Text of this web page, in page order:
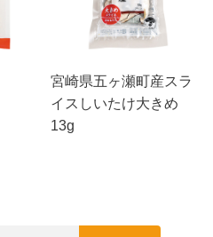
宮崎県五ヶ瀬町産スラ
イスしいたけ大きめ
13g